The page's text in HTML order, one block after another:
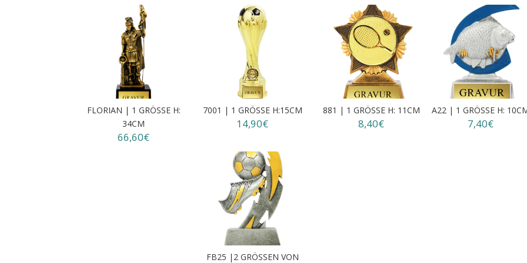
FLORIAN | 1 GRÖSSE H: 3
4CM
66,60€
7001 | 1 GRÖSSE H:15CM
14,90€
881 | 1 GRÖSSE H: 11CM
8,40€
A22 | 1 GRÖSSE H:
7,40€
FB25 |2 GRÖSSEN VON 1